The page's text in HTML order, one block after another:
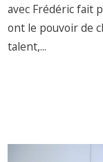
avec Frédéric fait
ont le pouvoir de
talent,...